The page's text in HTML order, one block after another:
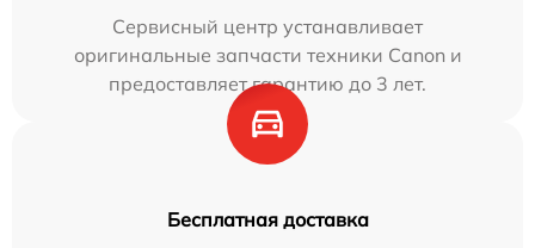
Сервисный центр устанавливает
оригинальные запчасти техники Canon и
предоставляет гарантию до 3 лет.
Бесплатная доставка